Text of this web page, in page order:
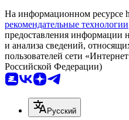
На информационном ресурсе
рекомендательные технологии
предоставления информации
и анализа сведений,
пользователей сети
Российской Федерации)
Русский